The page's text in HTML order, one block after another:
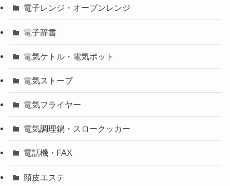
電子レンジ・オーブンレンジ
電子辞書
電気ケトル・電気ポット
電気ストーブ
電気フライヤー
電気調理鍋・スロークッカー
電話機・FAX
頭皮エステ